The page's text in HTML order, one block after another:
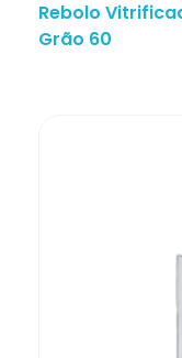
Rebolo
Grão 60